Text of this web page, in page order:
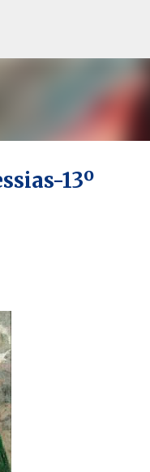
principal
13º